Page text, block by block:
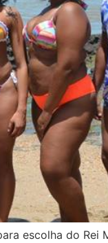
escolha do Rei